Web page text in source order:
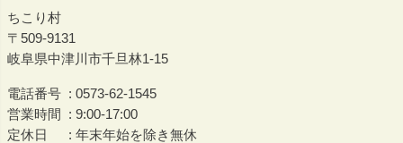
ちこり村
509-9131
岐阜県中津川市千旦林1-15
電話番号
0573-62-1545
営業時間
9:00-17:00
定休日
年末年始を除き無休